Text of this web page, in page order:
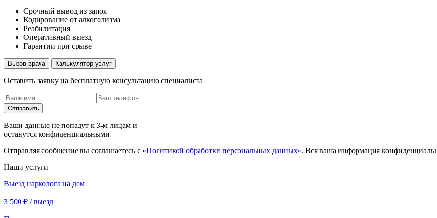
Срочный вывод из запоя
Кодирование от алкоголизма
Реабилитация
Оперативный выезд
Гарантии при срыве
Вызов врача Калькулятор услуг
Оставить заявку на бесплатную консультацию специалиста
Отправить
Ваши данные не попадут к 3-м лицам и
останутся конфиденциальными
Отправляя сообщение вы соглашаетесь с «Политикой обработки персональных данных». Вся ваша информация
Наши услуги
Выезд нарколога на дом
3 500 ₽ / выезд